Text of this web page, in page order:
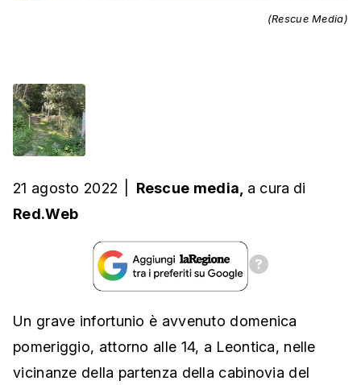
(Rescue Media)
21 agosto 2022 Rescue media, a cura di
Red.Web
Un grave infortunio è avvenuto domenica
pomeriggio, attorno alle 14, a Leontica, nelle
vicinanze della partenza della cabinovia del